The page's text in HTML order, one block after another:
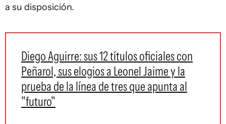
a su disposición.
Diego Aguirre: sus 12 títulos oficiales con
Peñarol, sus elogios a Leonel Jaime y la
prueba de la línea de tres que apunta al
"futuro"